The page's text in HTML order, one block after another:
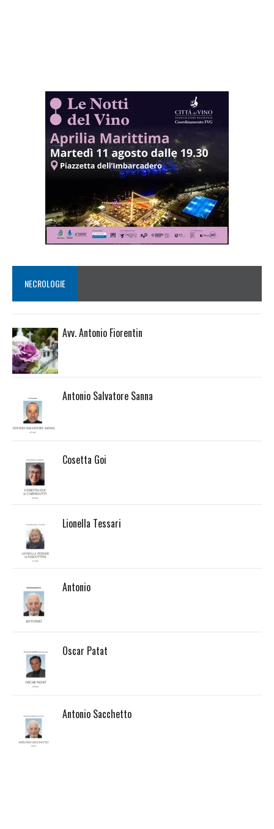
NECROLOGIE
Avv. Antonio Fiorentin
Antonio Salvatore Sanna
Cosetta Goi
Lionella Tessari
Antonio
Oscar Patat
Antonio Sacchetto